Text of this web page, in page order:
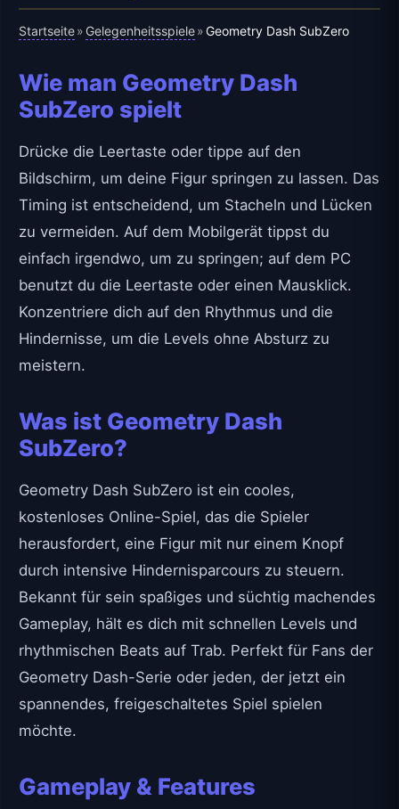
Startseite» Gelegenheitsspiele»Geometry Dash SubZero
Wie man Geometry Dash
SubZero spielt
Drücke die Leertaste oder tippe auf den
Bildschirm, um deine Figur springen zu lassen. Das
Timing ist entscheidend, um Stacheln und Lücken
zu vermeiden. Auf dem Mobilgerät tippst du
einfach irgendwo, um zu springen; auf dem PC
benutzt du die Leertaste oder einen Mausklick.
Konzentriere dich auf den Rhythmus und die
Hindernisse, um die Levels ohne Absturz zu
meistern.
Was ist Geometry Dash
SubZero?
Geometry Dash SubZero ist ein cooles,
kostenloses Online-Spiel, das die Spieler
herausfordert, eine Figur mit nur einem Knopf
durch intensive Hindernisparcours zu steuern.
Bekannt für sein spaßiges und süchtig machendes
Gameplay, hält es dich mit schnellen Levels und
rhythmischen Beats auf Trab. Perfekt für Fans der
Geometry Dash-Serie oder jeden, der jetzt ein
spannendes, freigeschaltetes Spiel spielen
möchte.
Gameplay & Features